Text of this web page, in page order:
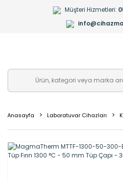
Müşteri Hizmetleri:
Anasayfa Laboratuvar Cihazları